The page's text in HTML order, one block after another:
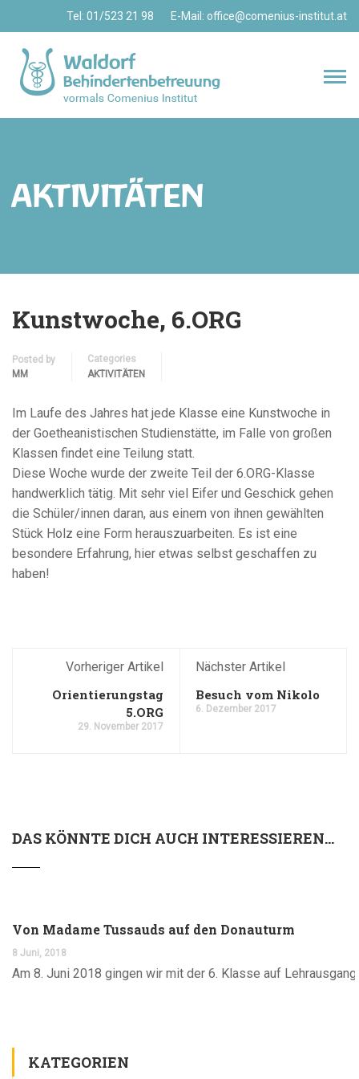
Tel: 01/523 21 98 E-Mail: office@comenius-institut.at
AKTIVITÄTEN
Kunstwoche, 6.ORG
Posted by
MM
Categories
AKTIVITÄTEN
Im Laufe des Jahres hat jede Klasse eine Kunstwoche in
der Goetheanistischen Studienstätte, im Falle von großen
Klassen findet eine Teilung statt.
Diese Woche wurde der zweite Teil der 6.ORG-Klasse
handwerklich tätig. Mit sehr viel Eifer und Geschick gehen
die Schüler/innen daran, aus einem von ihnen gewählten
Stück Holz eine Form herauszuarbeiten. Es ist eine
besondere Erfahrung, hier etwas selbst geschaffen zu
haben!
Vorheriger Artikel
Orientierungstag
5.ORG
29. November 2017
Nächster Artikel
Besuch vom Nikolo
6. Dezember 2017
DAS KÖNNTE DICH AUCH INTERESSIEREN...
Von Madame Tussauds auf den Donauturm
8 Juni, 2018
Am 8. Juni 2018 gingen wir mit der 6. Klasse auf
KATEGORIEN